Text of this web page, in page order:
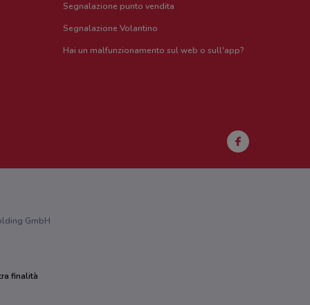
Segnalazione punto vendita
Segnalazione Volantino
Hai un malfunzionamento sul web o sull'app?
GmbH
finalità